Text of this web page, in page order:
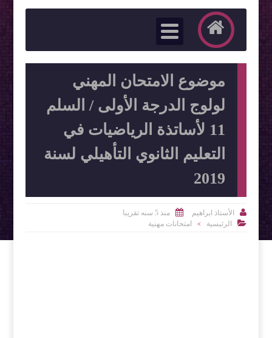
موضوع الامتحان المهني
لولوج الدرجة الأولى / السلم
11 لأساتذة الرياضيات في
التعليم الثانوي التأهيلي لسنة
2019
 الأستاذ ابراهيم 
منذ 5 سنه تقريبا

الرئيسية > امتحانات مهنية